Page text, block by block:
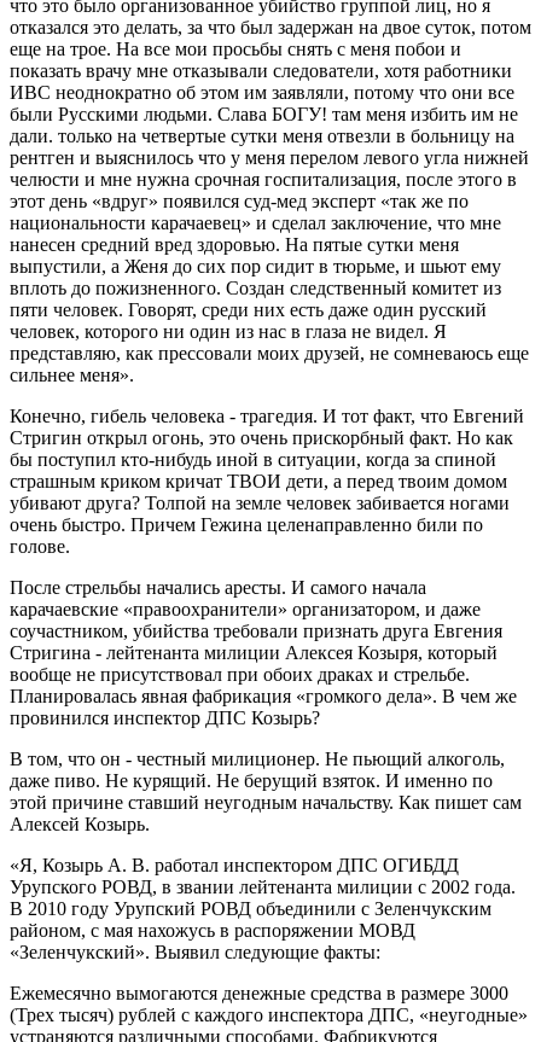
что это было организованное убийство группой лиц, но я
отказался это делать, за что был задержан на двое суток, потом
еще на трое. На все мои просьбы снять с меня побои и
показать врачу мне отказывали следователи, хотя работники
ИВС неоднократно об этом им заявляли, потому что они все
были Русскими людьми. Слава БОГУ! там меня избить им не
дали. только на четвертые сутки меня отвезли в больницу на
рентген и выяснилось что у меня перелом левого угла нижней
челюсти и мне нужна срочная госпитализация, после этого в
этот день «вдруг» появился суд-мед эксперт «так же по
национальности карачаевец» и сделал заключение, что мне
нанесен средний вред здоровью. На пятые сутки меня
выпустили, а Женя до сих пор сидит в тюрьме, и шьют ему
вплоть до пожизненного. Создан следственный комитет из
пяти человек. Говорят, среди них есть даже один русский
человек, которого ни один из нас в глаза не видел. Я
представляю, как прессовали моих друзей, не сомневаюсь еще
сильнее меня».
Конечно, гибель человека - трагедия. И тот факт, что Евгений
Стригин открыл огонь, это очень прискорбный факт. Но как
бы поступил кто-нибудь иной в ситуации, когда за спиной
страшным криком кричат ТВОИ дети, а перед твоим домом
убивают друга? Толпой на земле человек забивается ногами
очень быстро. Причем Гежина целенаправленно били по
голове.
После стрельбы начались аресты. И самого начала
карачаевские «правоохранители» организатором, и даже
соучастником, убийства требовали признать друга Евгения
Стригина - лейтенанта милиции Алексея Козыря, который
вообще не присутствовал при обоих драках и стрельбе.
Планировалась явная фабрикация «громкого дела». В чем же
провинился инспектор ДПС Козырь?
В том, что он - честный милиционер. Не пьющий алкоголь,
даже пиво. Не курящий. Не берущий взяток. И именно по
этой причине ставший неугодным начальству. Как пишет сам
Алексей Козырь.
«Я, Козырь А. В. работал инспектором ДПС ОГИБДД
Урупского РОВД, в звании лейтенанта милиции с 2002 года.
В 2010 году Урупский РОВД объединили с Зеленчукским
районом, с мая нахожусь в распоряжении МОВД
«Зеленчукский». Выявил следующие факты:
Ежемесячно вымогаются денежные средства в размере 3000
(Трех тысяч) рублей с каждого инспектора ДПС, «неугодные»
устраняются различными способами. Фабрикуются